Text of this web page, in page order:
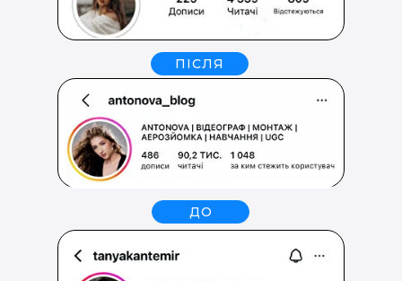
ПІСЛЯ
ДО